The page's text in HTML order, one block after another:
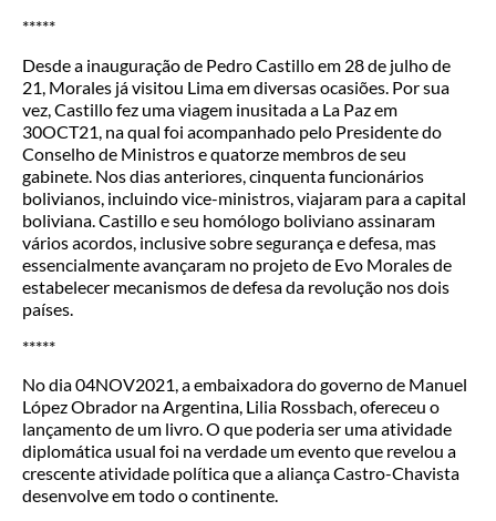
*****
Desde a inauguração de Pedro Castillo em 28 de julho de
21, Morales já visitou Lima em diversas ocasiões. Por sua
vez, Castillo fez uma viagem inusitada a La Paz em
30OCT21, na qual foi acompanhado pelo Presidente do
Conselho de Ministros e quatorze membros de seu
gabinete. Nos dias anteriores, cinquenta funcionários
bolivianos, incluindo vice-ministros, viajaram para a capital
boliviana. Castillo e seu homólogo boliviano assinaram
vários acordos, inclusive sobre segurança e defesa, mas
essencialmente avançaram no projeto de Evo Morales de
estabelecer mecanismos de defesa da revolução nos dois
países.
*****
No dia 04NOV2021, a embaixadora do governo de Manuel
López Obrador na Argentina, Lilia Rossbach, ofereceu o
lançamento de um livro. O que poderia ser uma atividade
diplomática usual foi na verdade um evento que revelou a
crescente atividade política que a aliança Castro-Chavista
desenvolve em todo o continente.